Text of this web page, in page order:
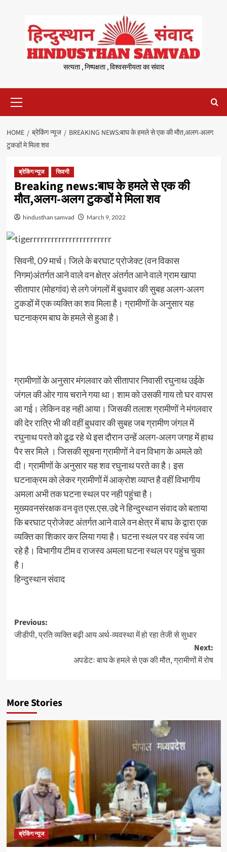
content
सत्यता , निष्पक्षता , विश्वसनीयता का संवाद
Menu
HOME ब्रेकिंग न्यूज
BREAKING NEWS:बाघ के हमले से एक की मौत,अलग-अलग
टुकडों मे मिला शव
ब्रेकिंग न्यूज सिवनी
Breaking news:बाघ के हमले से एक की
मौत,अलग-अलग टुकडों मे मिला शव
hindusthan samvad March 9, 2022
सिवनी, 09 मार्च। जिले के बरघाट प्रोजेक्ट (वन विकास
निगम)अंतर्गत आने वाले वन क्षेत्र अंतर्गत आने वाले ग्राम खापा
सीतापार (मोहगांव) से लगे जंगलों में बुधवार की सुबह अलग-अलग
टुकडों में एक व्यक्ति का शव मिला है। ग्रामीणों के अनुसार यह
घटनाक्रम बाघ के हमले से हुआ है।
ग्रामीणाों के अनुसार मंगलवार को सीतापार निवासी रघुनाथ उईके
जंगल की ओर गाय चराने गया था। शाम को उसकी गाय तो घर वापस
आ गई। लेकिन वह नही आया। जिसकी तलाश ग्रामीणों ने मंगलवार
की देर रात्रि भी की वहीं बुधवार की सुबह जब ग्रामीण जंगल में
रघुनाथ परते को ढूढ रहे थे इस दौरान उन्हें अलग-अलग जगह में हाथ
पैर सर मिले । जिसकी सूचना ग्रामीणों ने वन विभाग के अमले को
दी। ग्रामीणों के अनुसार यह शव रघुनाथ परते का है। इस
घटनाक्रम को लेकर ग्रामीणों में आक्रोश व्याप्त है वहीं विभागीय
अमला अभी तक घटना स्थल पर नही पहुंचा है।
मुख्यवनसंरक्षक वन वृत एस.एस.उद्दे ने हिन्दुस्थान संवाद को बताया
कि बरघाट प्रोजेक्ट अंतर्गत आने वाले वन क्षेत्र में बाघ के द्वारा एक
व्यक्ति का शिकार कर लिया गया है। घटना स्थल पर वह स्वंय जा
रहे है। विभागीय टीम व राजस्व अमला घटना स्थल पर पहुंच चुका
है।
हिन्दुस्थान संवाद
Post
navigation
Previous:
जीडीपी, प्रति व्यक्ति बढ़ी आय अर्थ-व्यवस्था में हो रहा तेजी से सुधार
Next:
अपडेटः बाघ के हमले से एक की मौत, ग्रामीणों में रोष
More Stories
ब्रेकिंग न्यूज